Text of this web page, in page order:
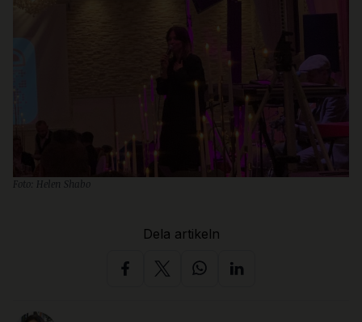
Foto: Helen Shabo
Dela artikeln